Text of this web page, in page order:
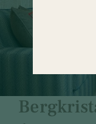
Familien-
Erker-